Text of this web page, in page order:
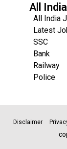
All
All India
Latest
SSC
Bank
Railway
Police
Disclaimer